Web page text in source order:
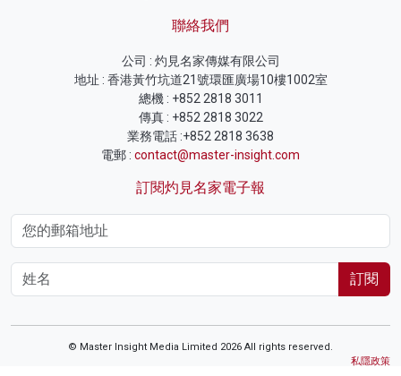
聯絡我們
公司 : 灼見名家傳媒有限公司
地址 : 香港黃竹坑道21號環匯廣場10樓1002室
總機 : +852 2818 3011
傳真 : +852 2818 3022
業務電話 :+852 2818 3638
電郵 : contact@master-insight.com
訂閱灼見名家電子報
訂閱
© Master Insight Media Limited 2026 All rights reserved.
私隱政策